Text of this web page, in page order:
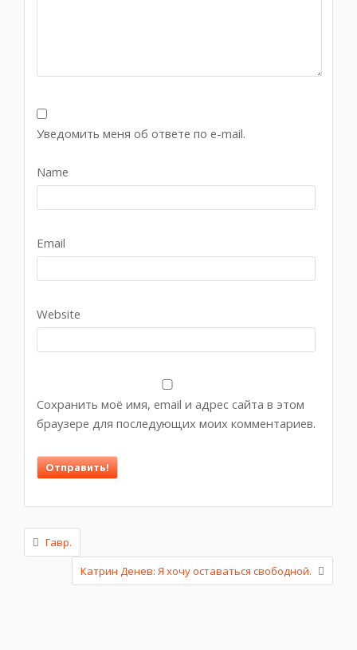
Уведомить меня об ответе по e-mail.
Name
Email
Website
Сохранить моё имя, email и адрес сайта в этом
браузере для последующих моих комментариев.
Гавр.
Катрин Денев: Я хочу оставаться свободной.